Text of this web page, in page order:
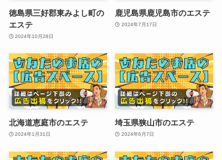
徳島県三好郡東みよし町の
エステ
2024年10月28日
鹿児島県鹿児島市のエステ
2024年7月17日
北海道恵庭市のエステ
2024年1月31日
埼玉県狭山市のエステ
2024年6月7日